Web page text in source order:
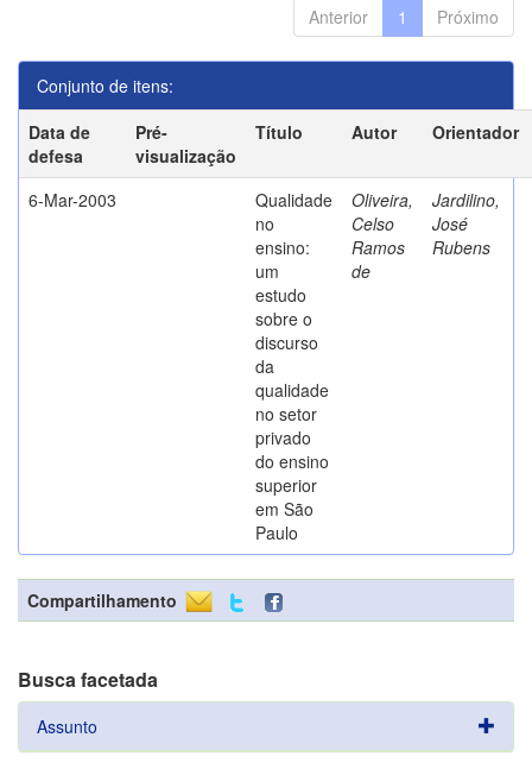
Anterior 1 Próximo
Conjunto de itens:
Data de
defesa
Pré-
visualização
Título Autor Orientador
6-Mar-2003
Qualidade
no
ensino:
um
estudo
sobre o
discurso
da
qualidade
no setor
privado
do ensino
superior
em São
Paulo
Oliveira,
Celso
Ramos
de
Jardilino,
José
Rubens
Compartilhamento
Busca facetada
Assunto